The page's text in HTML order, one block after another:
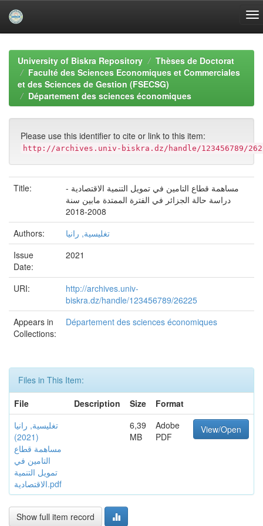
navigationUniversity of Biskra Repository
Thèses de Doctorat
Faculté des Sciences Economiques et Commerciales
et des Sciences de Gestion (FSECSG)
Département des sciences économiques
Please use this identifier to cite or link to this item:
http://archives.univ-biskra.dz/handle/123456789/
Title:
مساهمة قطاع التامين في تمويل التنمية الاقتصادية -
دراسة حالة الجزائر في الفترة الممتدة مابين سنة
2008-2018
Authors:
تغليسية, رانيا
Issue
Date:
2021
URI:
http://archives.univ-
biskra.dz/handle/123456789/26225
Appears in
Collections:
Département des sciences économiques
Files in This Item:
File
Description Size
Format
تغليسية, رانيا
(2021)
مساهمة قطاع
التامين في
تمويل التنمية
الاقتصادية.pdf
6,39
MB
Adobe
PDF
View/Open
Show full item record